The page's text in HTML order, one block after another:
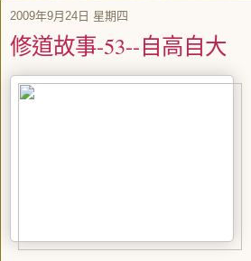
2009年9月24日 星期四
修道故事-53--自高自大